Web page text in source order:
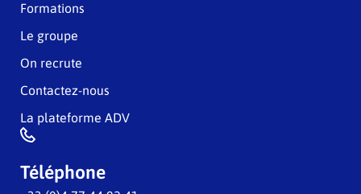
Formations
Le groupe
On recrute
Contactez-nous
La plateforme ADV
Téléphone